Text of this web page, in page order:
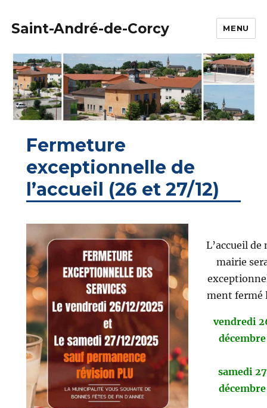
Saint-André-de-Corcy MENU
Fermeture
exceptionnelle de
l’accueil (26 et 27/12)
L’accueil de
mairie
ment fermé
vendredi
décembre
samedi 27
décembre